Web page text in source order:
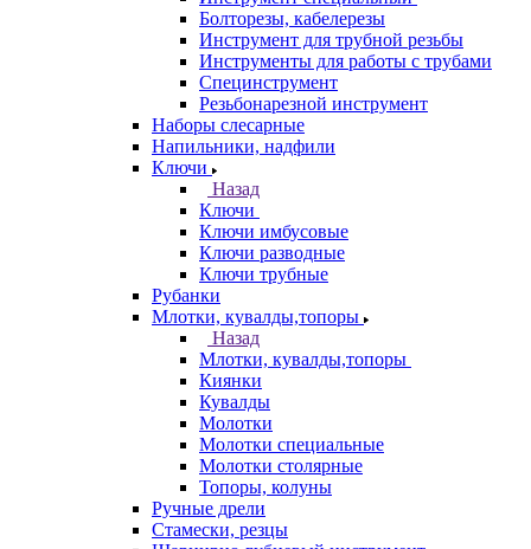
Болторезы, кабелерезы
Инструмент для трубной резьбы
Инструменты для работы с трубами
Специнструмент
Резьбонарезной инструмент
Наборы слесарные
Напильники, надфили
Ключи
Назад
Ключи
Ключи имбусовые
Ключи разводные
Ключи трубные
Рубанки
Млотки, кувалды,топоры
Назад
Млотки, кувалды,топоры
Киянки
Кувалды
Молотки
Молотки специальные
Молотки столярные
Топоры, колуны
Ручные дрели
Стамески, резцы